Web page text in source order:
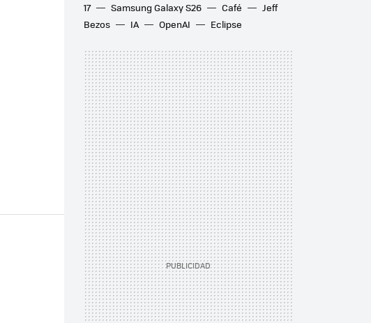
17
Samsung Galaxy S26 Café
Jeff
Bezos
IA OpenAI Eclipse